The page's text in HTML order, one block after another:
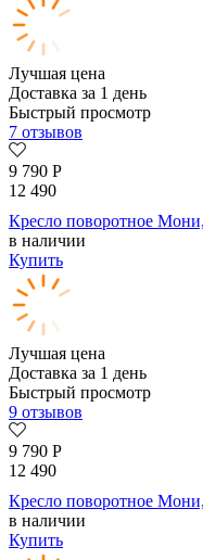
Лучшая цена
Доставка за 1 день
Быстрый просмотр
7 отзывов
9 790 Р
12 490
Кресло поворотное
в наличии
Купить
Лучшая цена
Доставка за 1 день
Быстрый просмотр
9 отзывов
9 790 Р
12 490
Кресло поворотное
в наличии
Купить